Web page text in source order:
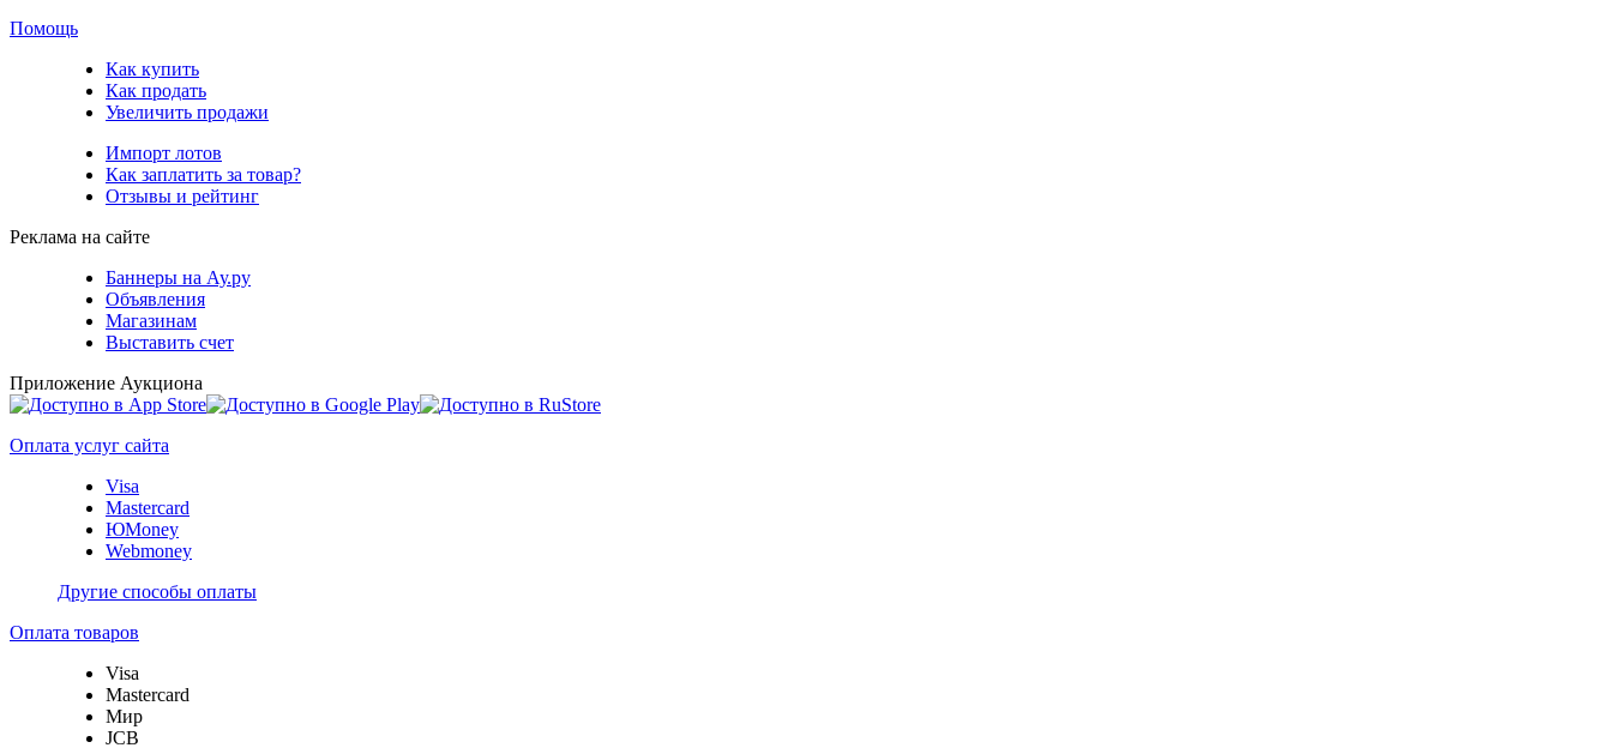
Помощь
Как купить
Как продать
Увеличить продажи
Импорт лотов
Как заплатить за товар?
Отзывы и рейтинг
Реклама на сайте
Баннеры на Ау.ру
Объявления
Магазинам
Выставить счет
Приложение Аукциона
Оплата услуг сайта
Visa
Mastercard
ЮMoney
Webmoney
Другие способы оплаты
Оплата товаров
Visa
Mastercard
Мир
JCB